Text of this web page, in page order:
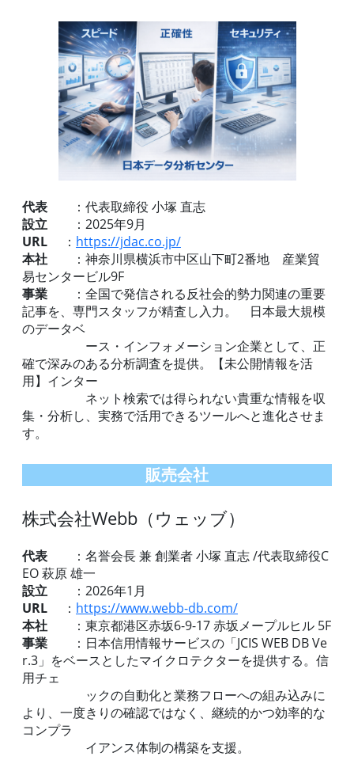
代表 ：代表取締役 小塚 直志
設立 ：2025年9月
URL ： https://jdac.co.jp/
本社：神奈川県横浜市中区山下町2番地 産業貿
易センタービル9F
事業 ：全国で発信される反社会的勢力関連の重要
記事を、専門スタッフが精査し入力。 日本最大規模
のデータベ
ース・インフォメーション企業として、正
確で深みのある分析調査を提供。【未公開情報を活
用】インター
ネット検索では得られない貴重な情報を収
集・分析し、実務で活用できるツールへと進化させま
す。
販売会社
株式会社Webb（ウェッブ）
代表 ：名誉会長 兼 創業者 小塚 直志 /代表取締役C
EO 萩原 雄一
設立 ：2026年1月
URL ： https://www.webb-db.com/
本社 ：東京都港区赤坂6-9-17 赤坂メープルヒル 5F
事業 ：日本信用情報サービスの「JCIS WEB DB Ve
r.3」をベースとしたマイクロテクターを提供する。信
用チェ
ックの自動化と業務フローへの組み込みに
より、一度きりの確認ではなく、継続的かつ効率的な
コンプラ
イアンス体制の構築を支援。